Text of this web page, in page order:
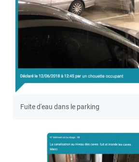
Fuite d'eau dans le parking